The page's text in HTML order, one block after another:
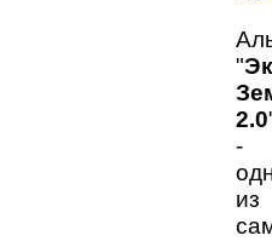
"
2.0
-
из